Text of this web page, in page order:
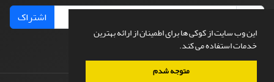
این وب سایت از کوکی ها برای اطمینان از ارائه بهترین
خدمات استفاده می کند.
متوجه شدم
اشتراک